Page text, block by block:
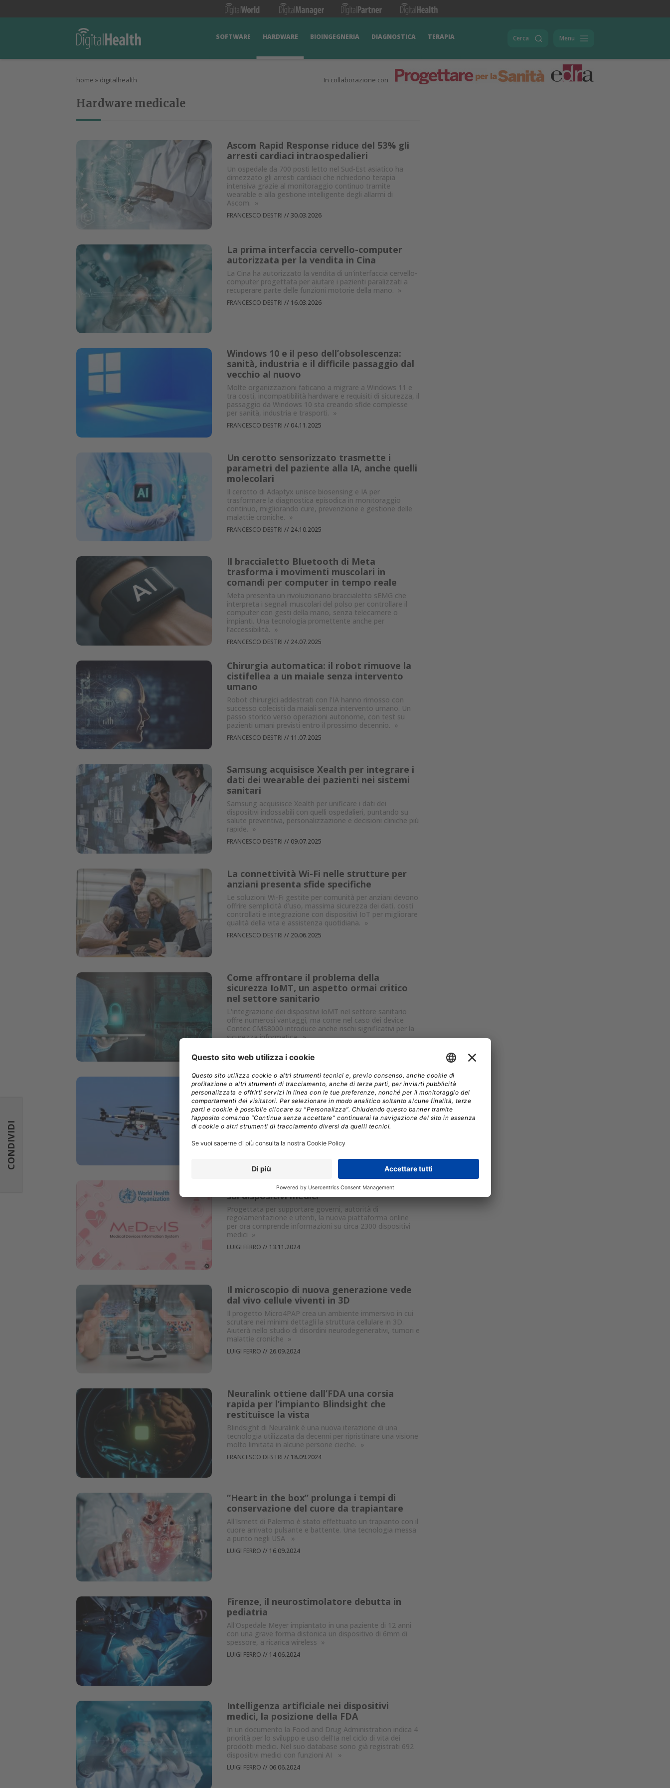
SOFTWARE HARDWARE BIOINGEGNERIA DIAGNOSTICA TERAPIA Cerca Menu
In collaborazione con
home » digitalhealth
Hardware medicale
Ascom Rapid Response riduce del 53% gli
arresti cardiaci intraospedalieri
Un ospedale da 700 posti letto nel Sud-Est asiatico ha
dimezzato gli arresti cardiaci che richiedono terapia
intensiva grazie al monitoraggio continuo tramite
wearable e alla gestione intelligente degli allarmi di
Ascom. »
FRANCESCO DESTRI // 30.03.2026
La prima interfaccia cervello-computer
autorizzata per la vendita in Cina
La Cina ha autorizzato la vendita di un'interfaccia cervello-
computer progettata per aiutare i pazienti paralizzati a
recuperare parte delle funzioni motorie della mano. »
FRANCESCO DESTRI // 16.03.2026
Windows 10 e il peso dell’obsolescenza:
sanità, industria e il difficile passaggio dal
vecchio al nuovo
Molte organizzazioni faticano a migrare a Windows 11 e
tra costi, incompatibilità hardware e requisiti di sicurezza, il
passaggio da Windows 10 sta creando sfide complesse
per sanità, industria e trasporti. »
FRANCESCO DESTRI // 04.11.2025
Un cerotto sensorizzato trasmette i
parametri del paziente alla IA, anche quelli
molecolari
Il cerotto di Adaptyx unisce biosensing e IA per
trasformare la diagnostica episodica in monitoraggio
continuo, migliorando cure, prevenzione e gestione delle
malattie croniche. »
FRANCESCO DESTRI // 24.10.2025
Il braccialetto Bluetooth di Meta
trasforma i movimenti muscolari in
comandi per computer in tempo reale
Meta presenta un rivoluzionario braccialetto sEMG che
interpreta i segnali muscolari del polso per controllare il
computer con gesti della mano, senza telecamere o
impianti. Una tecnologia promettente anche per
l’accessibilità. »
FRANCESCO DESTRI // 24.07.2025
Chirurgia automatica: il robot rimuove la
cistifellea a un maiale senza intervento
umano
Robot chirurgici addestrati con l’IA hanno rimosso con
successo colecisti da maiali senza intervento umano. Un
passo storico verso operazioni autonome, con test su
pazienti umani previsti entro il prossimo decennio. »
FRANCESCO DESTRI // 11.07.2025
Samsung acquisisce Xealth per integrare i
dati dei wearable dei pazienti nei sistemi
sanitari
Samsung acquisisce Xealth per unificare i dati dei
dispositivi indossabili con quelli ospedalieri, puntando su
salute preventiva, personalizzazione e decisioni cliniche più
rapide. »
FRANCESCO DESTRI // 09.07.2025
La connettività Wi-Fi nelle strutture per
anziani presenta sfide specifiche
Le soluzioni Wi-Fi gestite per comunità per anziani devono
offrire semplicità d’uso, massima sicurezza dei dati, costi
controllati e integrazione con dispositivi IoT per migliorare
qualità della vita e assistenza quotidiana. »
FRANCESCO DESTRI // 20.06.2025
Come affrontare il problema della
sicurezza IoMT, un aspetto ormai critico
nel settore sanitario
L'integrazione dei dispositivi IoMT nel settore sanitario
offre numerosi vantaggi, ma come nel caso dei device
Contec CMS8000 introduce anche rischi significativi per la
sicurezza informatica.»
I droni trasporteranno sangue e materiale
biologico dalla terraferma a Ischia
I droni hanno percorso la distanza di 17 chilometri fra due
strutture sanitarie di Pozzuoli e Ischia effettuando 4 voli di
prova e trasportando un carico di 5 chilogrammi.»
L’OMS con Medevis unifica le informazioni
sui dispositivi medici
Progettata per supportare governi, autorità di
regolamentazione e utenti, la nuova piattaforma online
per ora comprende informazioni su circa 2300 dispositivi
medici »
LUIGI FERRO // 13.11.2024
Il microscopio di nuova generazione vede
dal vivo cellule viventi in 3D
Il progetto Micro4PAP crea un ambiente immersivo in cui
scrutare nei minimi dettagli la struttura cellulare in 3D.
Aiuterà nello studio di disordini neurodegenerativi, tumori e
malattie croniche »
LUIGI FERRO // 26.09.2024
Neuralink ottiene dall’FDA una corsia
rapida per l’impianto Blindsight che
restituisce la vista
Blindsight di Neuralink è una nuova iterazione di una
tecnologia utilizzata da decenni per ripristinare una visione
molto limitata in alcune persone cieche. »
FRANCESCO DESTRI // 18.09.2024
“Heart in the box” prolunga i tempi di
conservazione del cuore da trapiantare
All'Ismett di Palermo è stato effettuato un trapianto con il
cuore arrivato pulsante e battente. Una tecnologia messa
a punto negli USA
»
LUIGI FERRO // 16.09.2024
Firenze, il neurostimolatore debutta in
pediatria
All'Ospedale Meyer impiantato in una paziente di 12 anni
con una grave forma distonica un dispositivo di 6mm di
spessore, a ricarica wireless »
LUIGI FERRO // 14.06.2024
Intelligenza artificiale nei dispositivi
medici, la posizione della FDA
In un documento la Food and Drug Administration indica 4
priorità per lo sviluppo e uso dell'Ia nel ciclo di vita dei
prodotti medici. Nel suo database sono già registrati 692
dispositivi medici con funzioni AI
»
LUIGI FERRO // 06.06.2024
CONDIVIDI